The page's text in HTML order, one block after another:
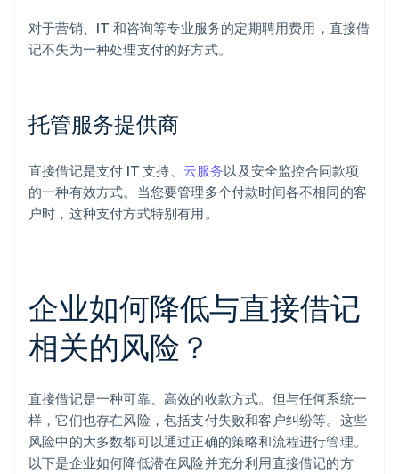
对于营销、IT 和咨询等专业服务的定期聘用费用，直接借
记不失为一种处理支付的好方式。
托管服务提供商
直接借记是支付 IT 支持、 云服务以及安全监控合同款项
的一种有效方式。当您要管理多个付款时间各不相同的客
户时，这种支付方式特别有用。
企业如何降低与直接借记
相关的风险？
直接借记是一种可靠、高效的收款方式。但与任何系统一
样，它们也存在风险，包括支付失败和客户纠纷等。这些
风险中的大多数都可以通过正确的策略和流程进行管理。
以下是企业如何降低潜在风险并充分利用直接借记的方